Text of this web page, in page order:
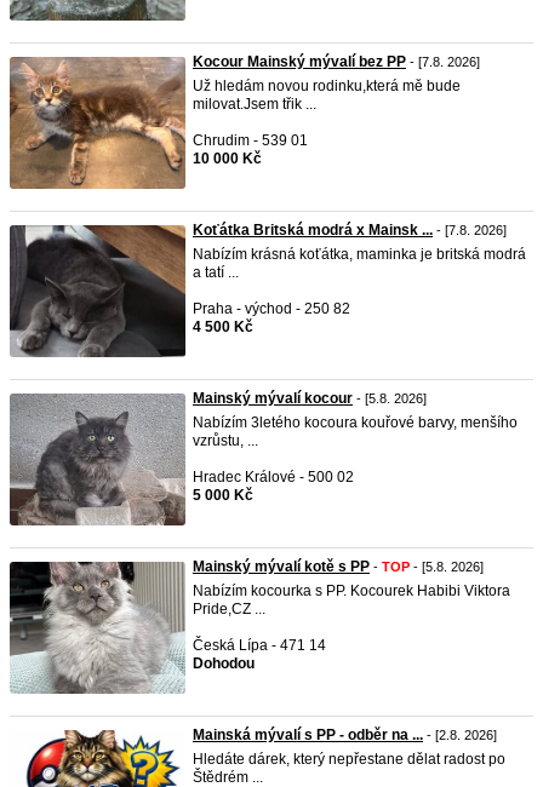
Kocour Mainský mývalí bez PP - [7.8. 2026]
Už hledám novou rodinku,která mě bude
milovat.Jsem třik ...
Chrudim - 539 01
10 000 Kč
Koťátka Britská modrá x Mainsk ... - [7.8. 2026]
Nabízím krásná koťátka, maminka je britská modrá
a tatí ...
Praha - východ - 250 82
4 500 Kč
Mainský mývalí kocour - [5.8. 2026]
Nabízím 3letého kocoura kouřové barvy, menšího
vzrůstu, ...
Hradec Králové - 500 02
5 000 Kč
Mainský mývalí kotě s PP - TOP - [5.8. 2026]
Nabízím kocourka s PP. Kocourek Habibi Viktora
Pride,CZ ...
Česká Lípa - 471 14
Dohodou
Mainská mývalí s PP - odběr na ... - [2.8. 2026]
Hledáte dárek, který nepřestane dělat radost po
Štědrém ...